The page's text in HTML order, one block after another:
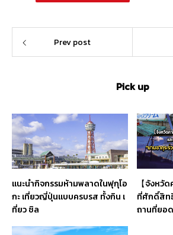
Prev post
Pick up
แนะนำกิจกรรมห้ามพลาดในฟุกุโอ
กะ เที่ยวญี่ปุ่นแบบครบรส ทั้งกิน เ
ที่ยว ชิล
【จังหวั
ที่ศักดิ์สิท
ถานที่ยอ